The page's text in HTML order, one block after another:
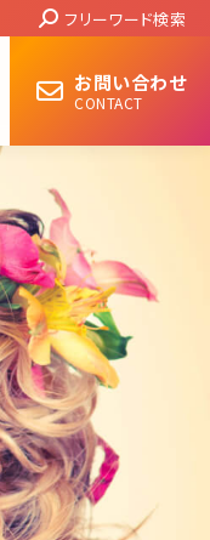
Search:
フリーワード検索
お問い合わせ
CONTACT